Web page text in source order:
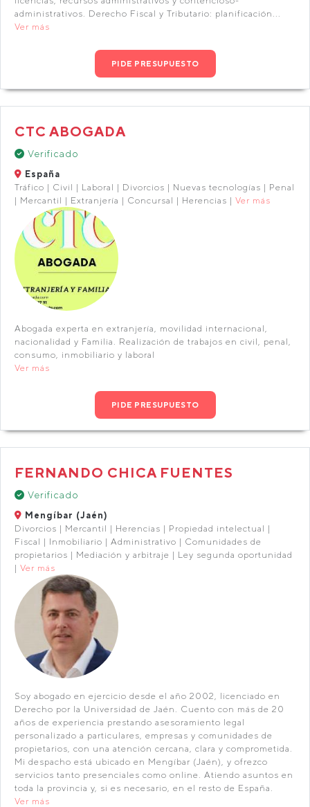
administrativos. Derecho Fiscal y Tributario: planificación...
Ver más
PIDE PRESUPUESTO
CTC ABOGADA
Verificado
España
Tráfico | Civil | Laboral | Divorcios | Nuevas tecnologías | Penal
| Mercantil | Extranjería | Concursal | Herencias | Ver más
Abogada experta en extranjería, movilidad internacional,
nacionalidad y Familia. Realización de trabajos en civil, penal,
consumo, inmobiliario y laboral
Ver más
PIDE PRESUPUESTO
FERNANDO CHICA FUENTES
Verificado
Mengíbar (Jaén)
Divorcios | Mercantil | Herencias | Propiedad intelectual |
Fiscal | Inmobiliario | Administrativo | Comunidades de
propietarios | Mediación y arbitraje | Ley segunda oportunidad
| Ver más
Soy abogado en ejercicio desde el año 2002, licenciado en
Derecho por la Universidad de Jaén. Cuento con más de 20
años de experiencia prestando asesoramiento legal
personalizado a particulares, empresas y comunidades de
propietarios, con una atención cercana, clara y comprometida.
Mi despacho está ubicado en Mengíbar (Jaén), y ofrezco
servicios tanto presenciales como online. Atiendo asuntos en
toda la provincia y, si es necesario, en el resto de España.
Ver más